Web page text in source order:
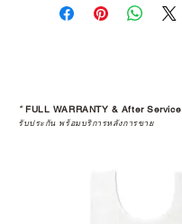
*FULL WARRANTY & After Service
รับประกัน พร้อมบริการหลังการขาย